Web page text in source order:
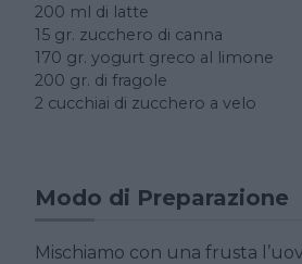
200 ml di latte
15 gr. zucchero di canna
170 gr. yogurt greco al limone
200 gr. di fragole
2 cucchiai di zucchero a velo
Modo di Preparazione
Mischiamo con una frusta